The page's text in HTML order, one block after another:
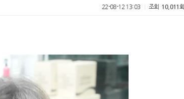
22-08-12 13:03 조회 10,011회